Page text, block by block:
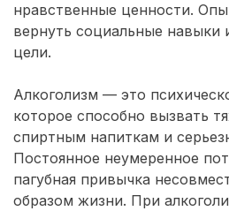
нравственные ценности.
вернуть социальные навыки
цели.
Алкоголизм — это
которое способно вызвать
спиртным напиткам и
Постоянное неумеренное
пагубная привычка
образом жизни. При